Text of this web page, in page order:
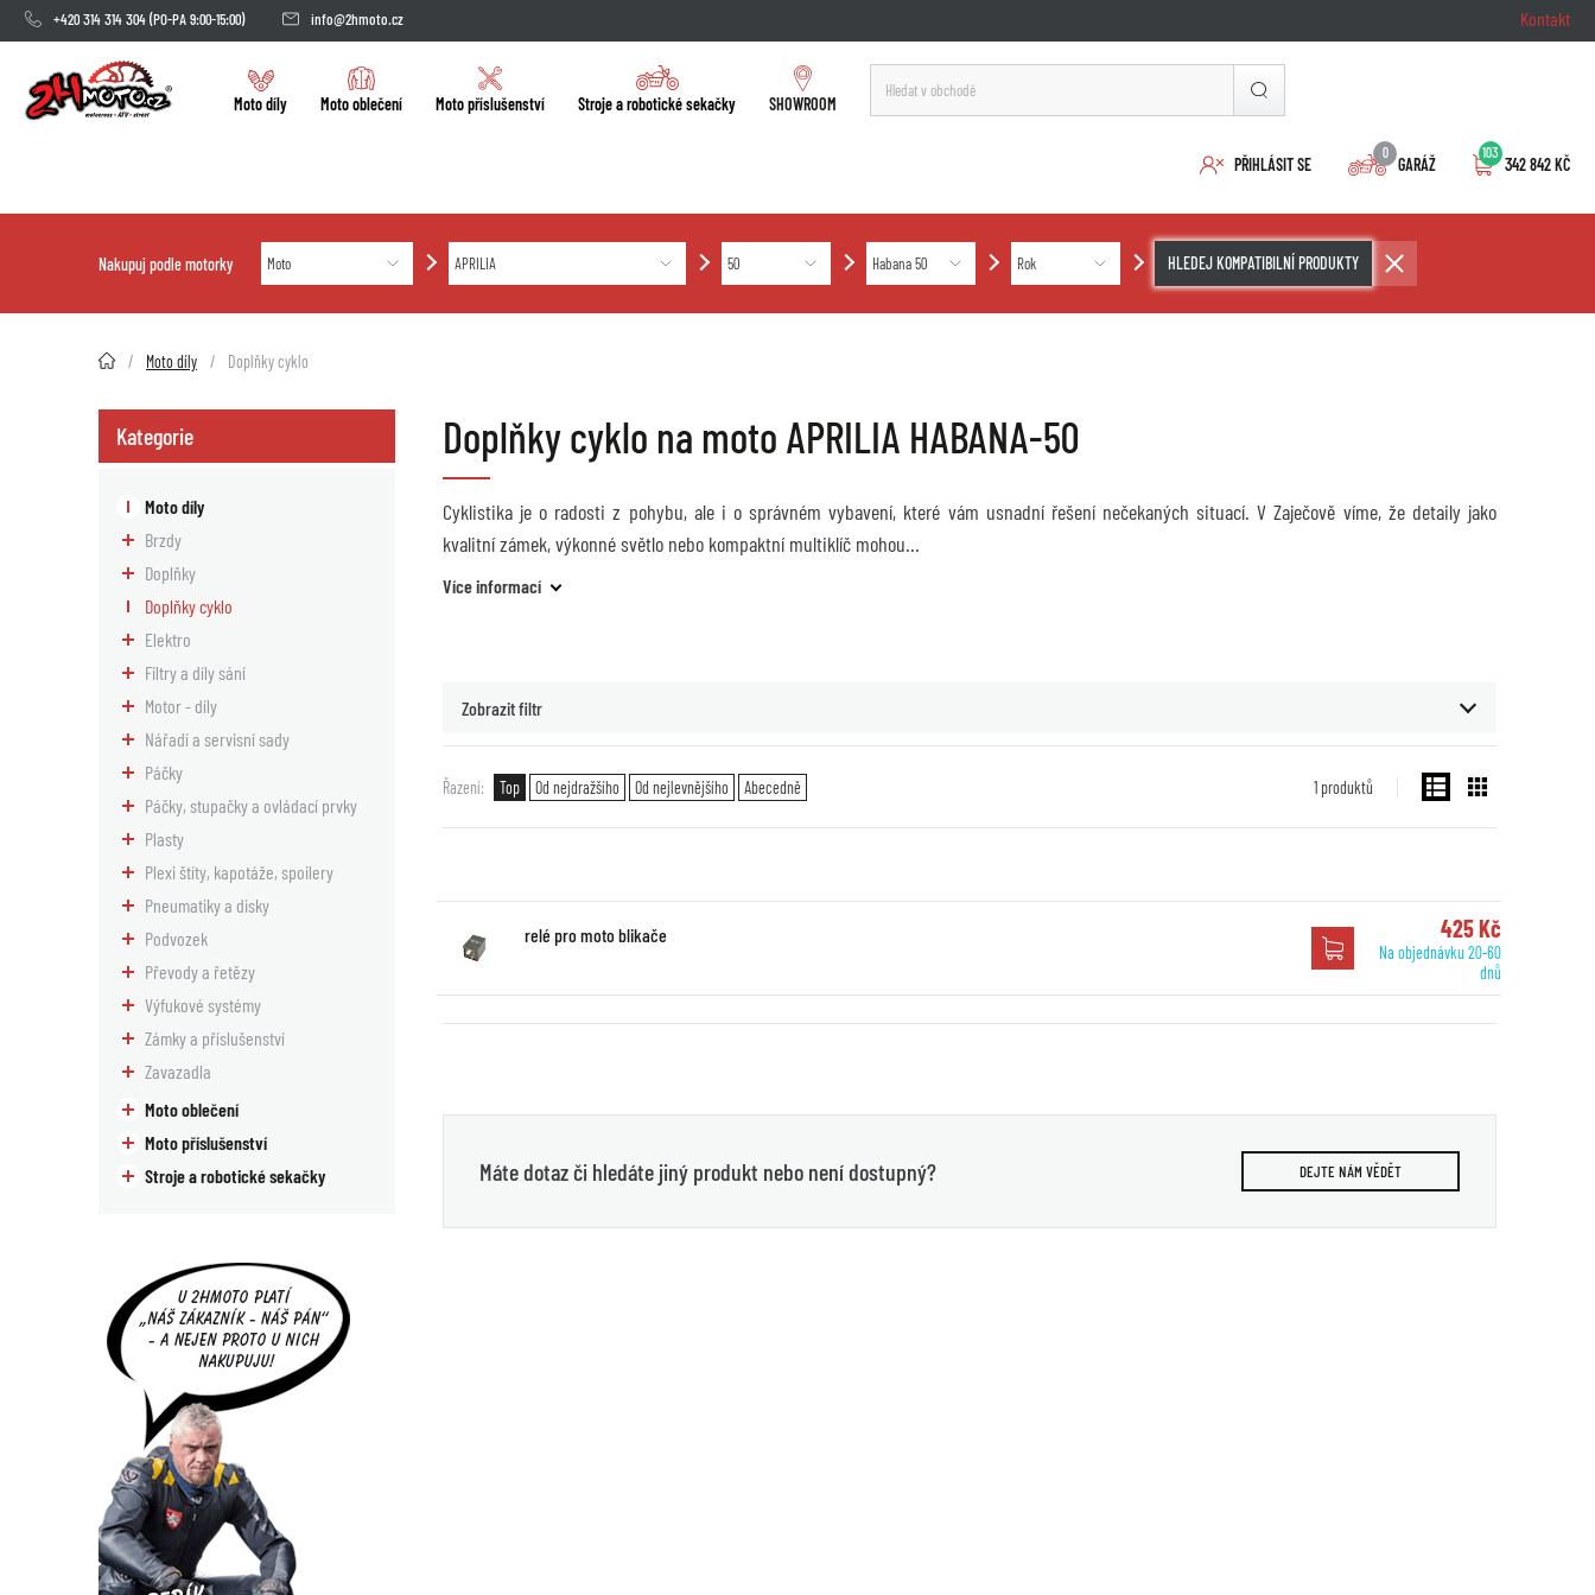
+420 314 314 304(PO-PA 9:00-15:00) info@2hmoto.cz Kontakt
Moto díly Moto oblečení Moto příslušenství Stroje a robotické sekačky SHOWROOM
PŘIHLÁSIT SE
0
GARÁŽ
103
342 842 KČ
Nakupuj podle motorky HLEDEJ KOMPATIBILNÍ PRODUKTY
2HMOTO.cz Moto díly Doplňky cyklo
Kategorie
Moto díly
Brzdy
Doplňky
Doplňky cyklo
Elektro
Filtry a díly sání
Motor - díly
Nářadí a servisní sady
Páčky
Páčky, stupačky a ovládací prvky
Plasty
Plexi štíty, kapotáže, spoilery
Pneumatiky a disky
Podvozek
Převody a řetězy
Výfukové systémy
Zámky a příslušenství
Zavazadla
Moto oblečení
Moto příslušenství
Stroje a robotické sekačky
Doplňky cyklo na moto APRILIA HABANA-50
Cyklistika je o radosti z pohybu, ale i o správném vybavení, které vám usnadní řešení nečekaných situací. V Zaječově víme, že detaily jako
kvalitní zámek, výkonné světlo nebo kompaktní multiklíč mohou
Více informací
Zobrazit filtr
1 produktů
Řazení Top Od nejdražšího Od nejlevnějšího Abecedně
relé pro moto blikače 425 Kč
Na objednávku 20-60
dnů
Máte dotaz či hledáte jiný produkt nebo není dostupný? DEJTE NÁM VĚDĚT